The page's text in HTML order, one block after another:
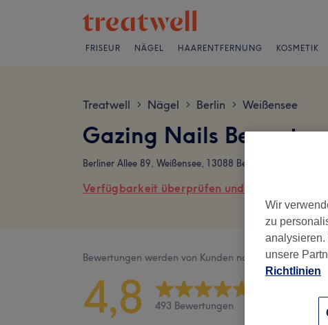
FRISEUR NÄGEL HAARENTFERNUNG KOSMETIK
Treatwell > Nägel > Berlin > Weißensee
Gazing Nails
Berliner Allee 89, Weißensee, 13088 Berlin
Verfügbarkeit überprüfen und online buchen
Bewertungen werden von Kunden nach ihrem Besuch
4,8 493 Bewertungen
Wir
zu
analysieren.
unsere
Richtlinien